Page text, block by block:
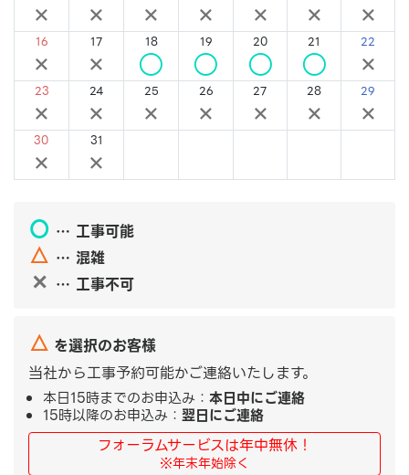
× × × × × × ×
16
×
17
×
18
○
19
○
20
○
21
○
22
×
23
×
24
×
25
×
26
×
27
×
28
×
29
×
30
×
31
×
〇 … 工事可能
△ … 混雑
✕ … 工事不可
△ を選択のお客様
当社から工事予約可能かご連絡いたします。
本日15時までのお申込み： 本日中にご連絡
15時以降のお申込み： 翌日にご連絡
フォーラムサービスは年中無休！
※年末年始除く